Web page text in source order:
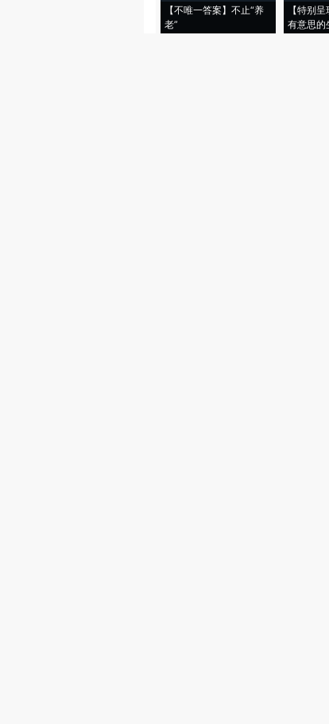
【不唯一答案】不止“养
老”
【特别
有意思的